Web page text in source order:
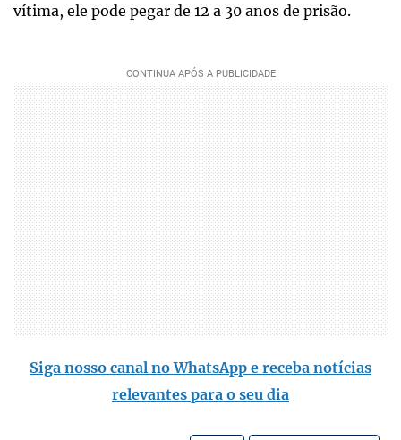
vítima, ele pode pegar de 12 a 30 anos de prisão.
Siga nosso canal no WhatsApp e receba notícias
relevantes para o seu dia